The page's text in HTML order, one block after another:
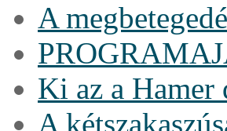
A
Ki az a Hamer
A